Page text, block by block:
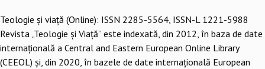
Teologie şi viaţă (Online): ISSN 2285-5564, ISSN-L 1221-5988
Revista „Teologie și Viață” este indexată, din 2012, în baza de date
internațională a Central and Eastern European Online Library
(CEEOL) și, din 2020, în bazele de date internațională European